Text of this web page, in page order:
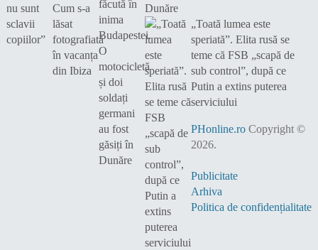
Dunăre
„Toată lumea este
speriată”. Elita rusă se
teme că FSB „scapă de
sub control”, după ce
Putin a extins puterea
serviciului
PHonline.roCopyright ©
2026.
Publicitate
Arhiva
Politica de confidențialitate